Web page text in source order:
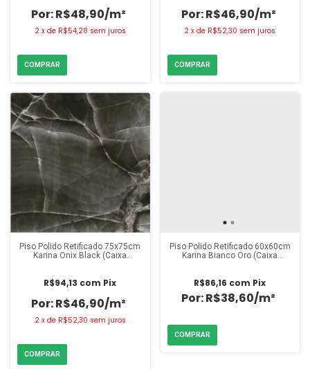
R$48,90/m²
2 x de R$54,28 sem juros
R$46,90/m²
2 xde R$52,30 sem juros
Piso Polido Retificado 75x75cm
Karina Onix Black (Caixa
R$46,90/m²
R$94,13 com Pix
2 x de R$52,30 sem juros
Piso Polido Retificado 60x60cm
Karina Bianco Oro (Caixa
R$38,60/m²
R$86,16 com Pix